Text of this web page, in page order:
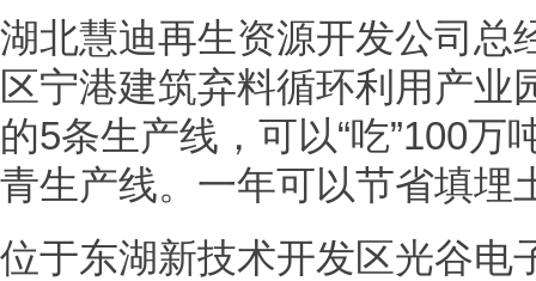
湖北慧迪再生资源开发公司总
区宁港建筑弃料循环利用产业
的5条生产线，可以“吃”100万
青生产线。一年可以节省填埋
位于东湖新技术开发区光谷电